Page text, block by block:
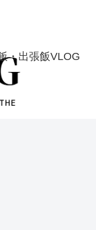
・出張飯VLOG